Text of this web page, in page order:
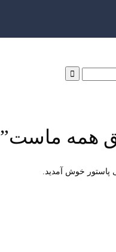
همه ماست”
خوش آمدید.